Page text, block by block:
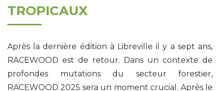
TROPICAUX
Après la dernière édition à Libreville il y a sept ans,
RACEWOOD est de retour. Dans un contexte de
profondes mutations du secteur forestier,
RACEWOOD 2025 sera un moment crucial. Après le